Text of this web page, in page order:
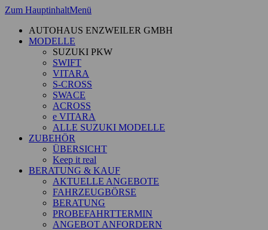
Zum HauptinhaltMenü
AUTOHAUS ENZWEILER GMBH
MODELLE
SUZUKI PKW
SWIFT
VITARA
S-CROSS
SWACE
ACROSS
e VITARA
ALLE SUZUKI MODELLE
ZUBEHÖR
ÜBERSICHT
Keep it real
BERATUNG & KAUF
AKTUELLE ANGEBOTE
FAHRZEUGBÖRSE
BERATUNG
PROBEFAHRTTERMIN
ANGEBOT ANFORDERN